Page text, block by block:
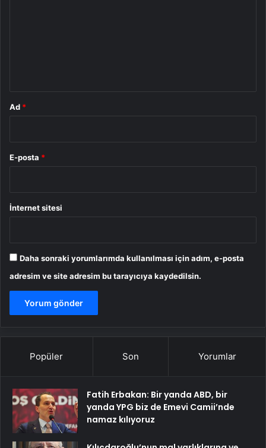
Ad *
E-posta *
İnternet sitesi
Daha sonraki yorumlarımda kullanılması için adım, e-posta
adresim ve site adresim bu tarayıcıya kaydedilsin.
Popüler Son Yorumlar
Fatih Erbakan: Bir yanda ABD, bir
yanda YPG biz de Emevi Camii’nde
namaz kılıyoruz